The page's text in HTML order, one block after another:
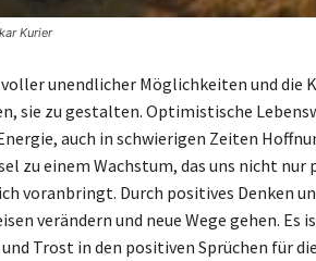
Kurier
unendlicher Möglichkeiten und die
sie zu gestalten. Optimistische
auch in schwierigen Zeiten
zu einem Wachstum, das uns nicht nur
voranbringt. Durch positives Denken
verändern und neue Wege gehen. Es
Trost in den positiven Sprüchen für